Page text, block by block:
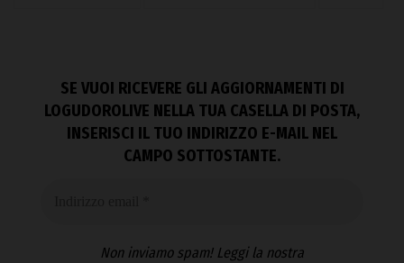
SE VUOI RICEVERE GLI AGGIORNAMENTI DI
LOGUDOROLIVE NELLA TUA CASELLA DI POSTA,
INSERISCI IL TUO INDIRIZZO E-MAIL NEL
CAMPO SOTTOSTANTE.
Non inviamo spam! Leggi la nostra